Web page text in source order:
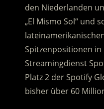
den Niederlanden
„El Mismo Sol“ und
Spitzenpositionen in
Streamingdienst
Platz 2 der Spotify
bisher über 60